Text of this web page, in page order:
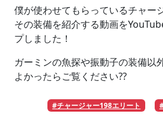
僕が使わせてもらっているチャー
その装備を紹介する動画を
プしました！
ガーミンの魚探や振動子の装備以
よかったらご覧ください??
#チャージャー198エリート